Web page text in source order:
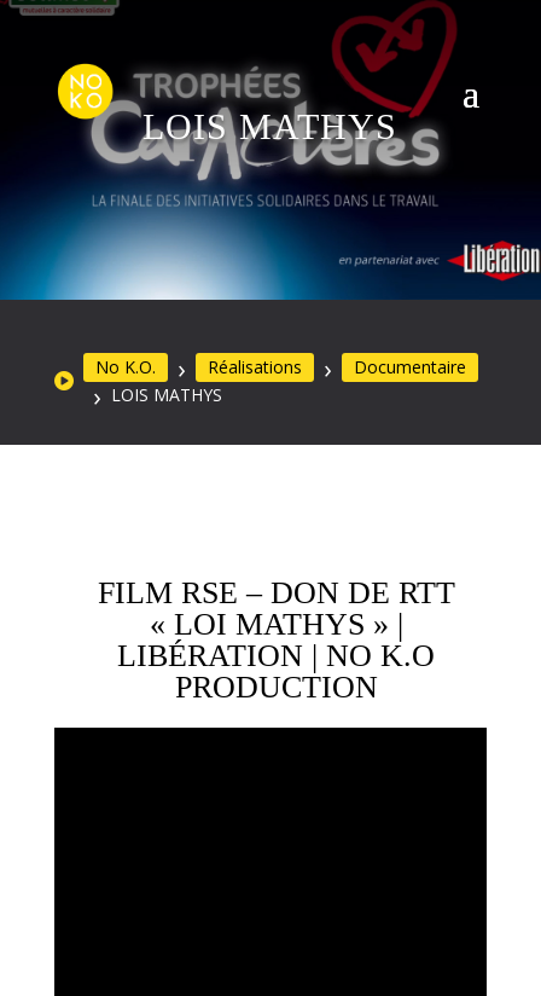
LOIS MATHYS
No K.O. Réalisations
Documentaire
LOIS MATHYS
FILM RSE – DON DE RTT
« LOI MATHYS » |
LIBÉRATION | NO K.O
PRODUCTION